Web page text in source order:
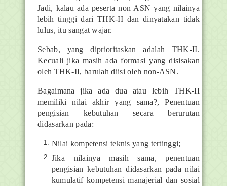
Jadi, kalau ada peserta non ASN yang nilainya
lebih tinggi dari THK-II dan dinyatakan tidak
lulus, itu sangat wajar.
Sebab, yang diprioritaskan adalah THK-II.
Kecuali jika masih ada formasi yang disisakan
oleh THK-II, barulah diisi oleh non-ASN.
Bagaimana jika ada dua atau lebih THK-II
memiliki nilai akhir yang sama?, Penentuan
pengisian kebutuhan secara berurutan
didasarkan pada:
Nilai kompetensi teknis yang tertinggi;
Jika nilainya masih sama, penentuan
pengisian kebutuhan didasarkan pada nilai
kumulatif kompetensi manajerial dan sosial